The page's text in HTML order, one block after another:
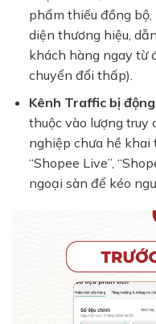
phẩm thiếu đồng
diện thương hiệu,
khách hàng ngay từ
chuyển đổi thấp).
Kênh Traffic bị
thuộc vào lượng truy
nghiệp chưa hề khai
“Shopee Live”,
ngoại sàn để kéo